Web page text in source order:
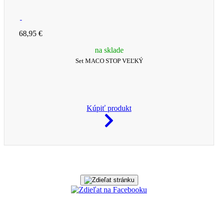
68,95 €
na sklade
Set MACO STOP VEĽKÝ
Kúpiť produkt